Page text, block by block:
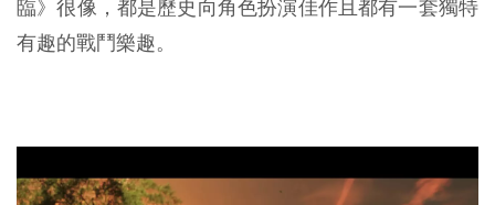
臨》很像，都是歷史向角色扮演佳作且都有一套獨特
有趣的戰鬥樂趣。